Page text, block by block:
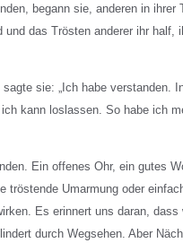
begann sie, anderen in ihrer
das Trösten anderer ihr half,
sie: „Ich habe verstanden.
kann loslassen. So habe ich
Ein offenes Ohr, ein gutes
tröstende Umarmung oder
Es erinnert uns daran,
durch Wegsehen. Aber